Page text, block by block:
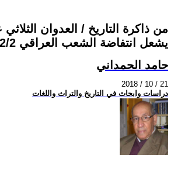
من ذاكرة التاريخ / العدوان
يشعل انتفاضة الشعب العراقي 2/2
حامد الحمداني
2018 / 10 / 21
دراسات وابحاث في التاريخ والتراث واللغات